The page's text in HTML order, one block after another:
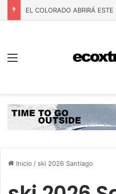
EL COLORADO ABRIRÁ
Menú
Inicio / ski 2026 Santiago